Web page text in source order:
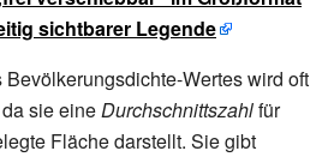
sichtbarer Legende
Wertes wird oft
sie eineDurchschnittszahlfür
Fläche darstellt. Sie gibt